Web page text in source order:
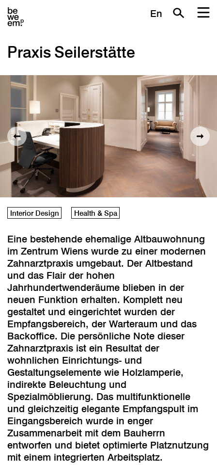
En
Praxis Seilerstätte
Interior Design Health & Spa
Eine bestehende ehemalige Altbauwohnung
im Zentrum Wiens wurde zu einer modernen
Zahnarztpraxis umgebaut. Der Altbestand
und das Flair der hohen
Jahrhundertwenderäume blieben in der
neuen Funktion erhalten. Komplett neu
gestaltet und eingerichtet wurden der
Empfangsbereich, der Warteraum und das
Backoffice. Die persönliche Note dieser
Zahnarztpraxis ist ein Resultat der
wohnlichen Einrichtungs- und
Gestaltungselemente wie Holzlamperie,
indirekte Beleuchtung und
Spezialmöblierung. Das multifunktionelle
und gleichzeitig elegante Empfangspult im
Eingangsbereich wurde in enger
Zusammenarbeit mit dem Bauherrn
entworfen und bietet optimierte Platznutzung
mit einem integrierten Arbeitsplatz.